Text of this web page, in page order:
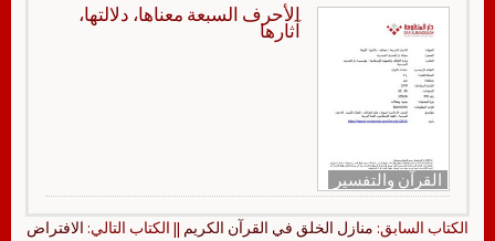
القرآن والتفسير
الأحرف السبعة معناها، دلالتها،
آثارها
الكتاب السابق: منازل الخلق في القرآن الكريم || الكتاب التالي: الافتراض